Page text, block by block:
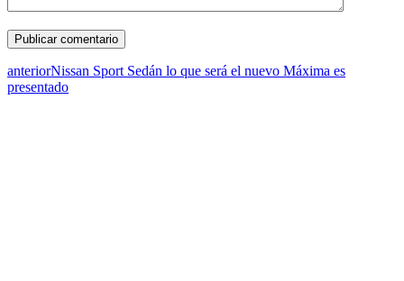
anteriorNissan Sport Sedán lo que será el nuevo Máxima es
presentado